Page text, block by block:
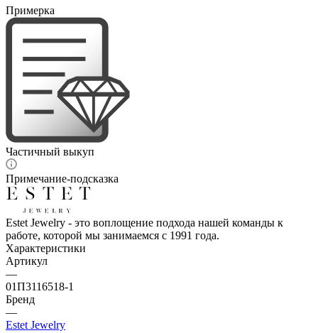
Примерка
Частичный выкуп
Примечание-подсказка
Estet Jewelry - это воплощение подхода нашей команды к
работе, которой мы занимаемся с 1991 года.
Характеристики
Артикул
—
01П3116518-1
Бренд
—
Estet Jewelry